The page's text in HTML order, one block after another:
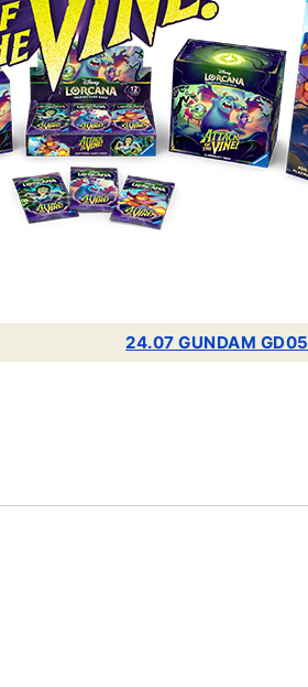
24.07 GUNDAM GD05